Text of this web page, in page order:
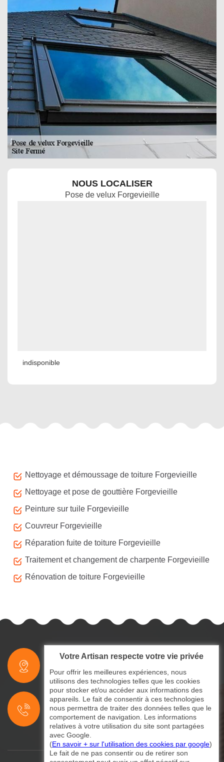
NOUS LOCALISER
Pose de velux Forgevieille
indisponible
Nettoyage et démoussage de toiture Forgevieille
Nettoyage et pose de gouttière Forgevieille
Peinture sur tuile Forgevieille
Couvreur Forgevieille
Réparation fuite de toiture Forgevieille
Traitement et changement de charpente Forgevieille
Rénovation de toiture Forgevieille
indisponible
indisponible
Votre Artisan respecte votre vie privée
Pour offrir les meilleures expériences, nous
utilisons des technologies telles que les cookies
pour stocker et/ou accéder aux informations des
appareils. Le fait de consentir à ces technologies
nous permettra de traiter des données telles que le
comportement de navigation. Les informations
relatives à votre utilisation du site sont partagées
avec Google.
(En savoir + sur l'utilisation des cookies par google)
Le fait de ne pas consentir ou de retirer son